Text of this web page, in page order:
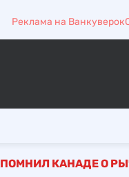
Реклама на Ванкуверок
КАНАДЕ О